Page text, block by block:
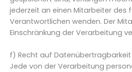
jederzeit an einen Mitarbeiter des
Verantwortlichen wenden. Der
Einschränkung der Verarbeitung
f) Recht auf Datenübertragbarkeit
Jede von der Verarbeitung